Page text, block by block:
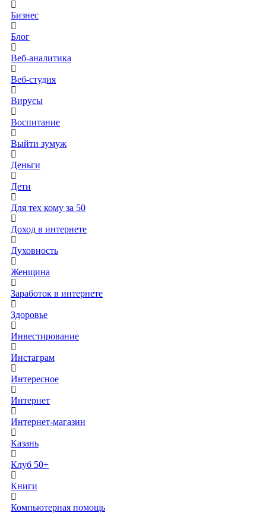
Бизнес
Блог
Веб-аналитика
Веб-студия
Вирусы
Воспитание
Выйти зумуж
Деньги
Дети
Для тех кому за 50
Доход в интернете
Духовность
Женщина
Заработок в интернете
Здоровье
Инвестирование
Инстаграм
Интересное
Интернет
Интернет-магазин
Казань
Клуб 50+
Книги
Компьютерная помощь